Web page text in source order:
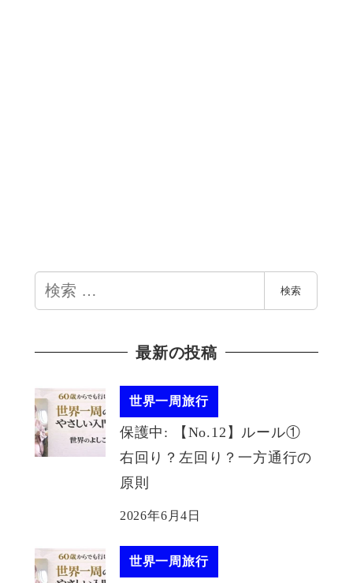
検
索
検索
最新の投稿
世界一周旅行
保護中: 【No.12】ルール①
右回り？左回り？一方通行の
原則
2026年6月4日
世界一周旅行